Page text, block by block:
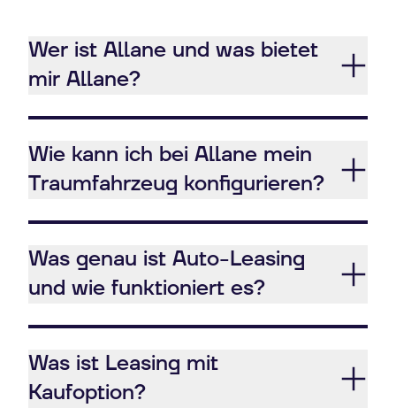
Wer ist Allane und was bietet
mir Allane?
Wie kann ich bei Allane mein
Traumfahrzeug konfigurieren?
Was genau ist Auto-Leasing
und wie funktioniert es?
Was ist Leasing mit
Kaufoption?